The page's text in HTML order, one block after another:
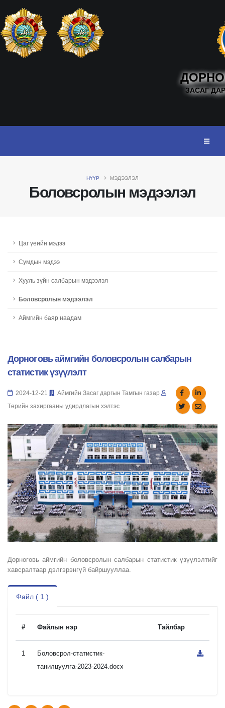
ЗАСАГ
Боловсролын мэдээлэл
НҮҮР МЭДЭЭЛЭЛ
Цаг үеийн мэдээ
Сумдын мэдээ
Хууль зүйн салбарын мэдээлэл
Боловсролын мэдээлэл
Аймгийн баяр наадам
Дорноговь аймгийн боловсролын салбарын
статистик үзүүлэлт
2024-12-21
Аймгийн Засаг даргын Тамгын газар
Төрийн захиргааны удирдлагын хэлтэс
Дорноговь аймгийн боловсролын салбарын статистик үзүүлэлтийг
хавсралтаар дэлгэрэнгүй байршууллаа.
Файл ( 1 )
# Файлын нэр Тайлбар
1
Боловсрол-статистик-
танилцуулга-2023-2024.docx